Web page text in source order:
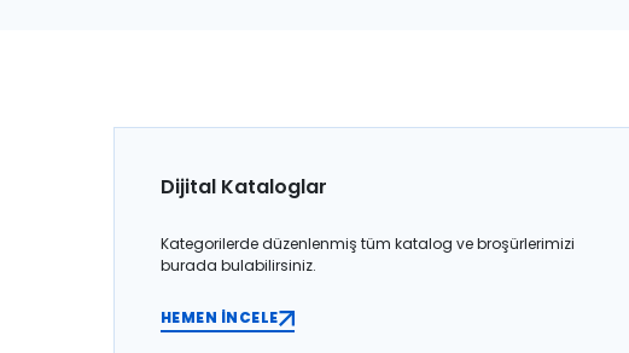
Dijital Kataloglar
Kategorilerde düzenlenmiş tüm katalog ve broşürlerimizi
burada bulabilirsiniz.
HEMEN İNCELE